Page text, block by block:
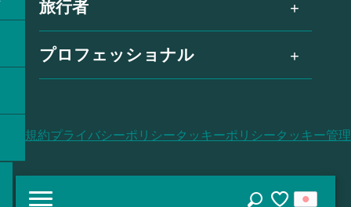
旅行者
プロフェッショナル
利用規約プライバシーポリシークッキーポリシークッキー管理